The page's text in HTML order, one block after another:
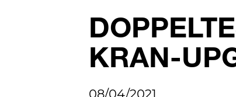
KRAN-
08/04/2021